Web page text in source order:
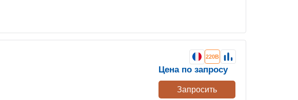
220В
Цена по запросу
Запросить